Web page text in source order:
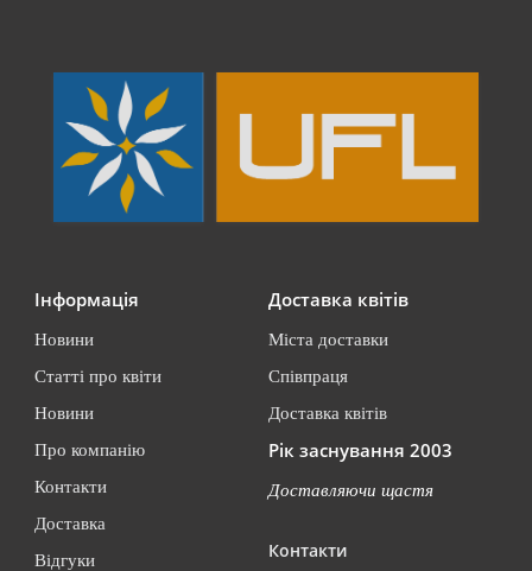
Інформація
Новини
Статті про квіти
Новини
Про компанію
Контакти
Доставка
Відгуки
Доставка квітів
Міста доставки
Співпраця
Доставка квітів
Рік заснування 2003
Доставляючи щастя
Контакти